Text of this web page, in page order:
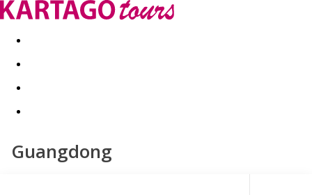
Last minute Dovolenkové kluby
Guangdong